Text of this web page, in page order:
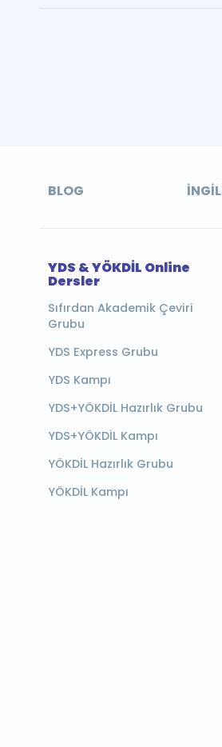
BLOG
YDS & YÖKDİL Online
Dersler
Sıfırdan Akademik Çeviri
Grubu
YDS Express Grubu
YDS Kampı
YDS+YÖKDİL Hazırlık Grubu
YDS+YÖKDİL Kampı
YÖKDİL Hazırlık Grubu
YÖKDİL Kampı